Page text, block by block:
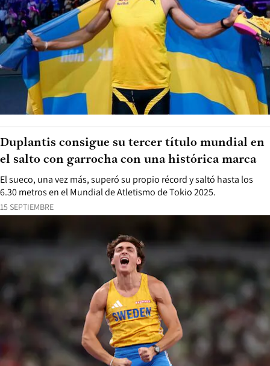
15 SEPTIEMBRE
El sueco, una vez más, superó su propio récord y saltó hasta los
6.30 metros en el Mundial de Atletismo de Tokio 2025.
Duplantis consigue su tercer título mundial en
el salto con garrocha con una histórica marca